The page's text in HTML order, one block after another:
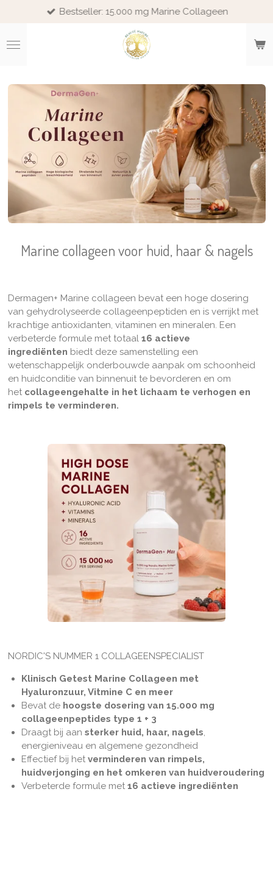
naar
de
Bestseller: 15.000 mg Marine Collageen
Marine collageen voor huid, haar & nagels
Dermagen+ Marine collageen bevat een hoge dosering
van gehydrolyseerde collageenpeptiden en is verrijkt met
krachtige antioxidanten, vitaminen en mineralen. Een
verbeterde formule met totaal 16 actieve
ingrediënten biedt deze samenstelling een
wetenschappelijk onderbouwde aanpak om schoonheid
en huidconditie van binnenuit te bevorderen en om
het collageengehalte in het lichaam te verhogen en
rimpels te verminderen.
NORDIC'S NUMMER 1 COLLAGEENSPECIALIST
Klinisch Getest Marine Collageen met
Hyaluronzuur, Vitmine C en meer
Bevat de hoogste dosering van 15.000 mg
collageenpeptides type 1 + 3
Draagt bij aan sterker huid, haar, nagels,
energieniveau en algemene gezondheid
Effectief bij het verminderen van rimpels,
huidverjonging en het omkeren van huidveroudering
Verbeterde formule met 16 actieve ingrediënten